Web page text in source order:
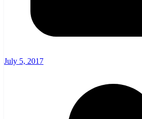
July 5, 2017